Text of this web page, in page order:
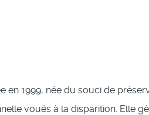
en 1999, née du souci de
voués à la disparition. Elle